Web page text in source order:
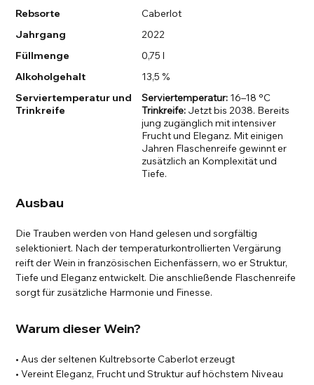
Rebsorte
Caberlot
Jahrgang
2022
Füllmenge
0,75 l
Alkoholgehalt
13,5 %
Serviertemperatur und
Trinkreife
Serviertemperatur:16–18 °C
Trinkreife:Jetzt bis 2038. Bereits
jung zugänglich mit intensiver
Frucht und Eleganz. Mit einigen
Jahren Flaschenreife gewinnt er
zusätzlich an Komplexität und
Tiefe.
Ausbau
Die Trauben werden von Hand gelesen und sorgfältig
selektioniert. Nach der temperaturkontrollierten Vergärung
reift der Wein in französischen Eichenfässern, wo er Struktur,
Tiefe und Eleganz entwickelt. Die anschließende Flaschenreife
sorgt für zusätzliche Harmonie und Finesse.
Warum dieser Wein?
• Aus der seltenen Kultrebsorte Caberlot erzeugt
• Vereint Eleganz, Frucht und Struktur auf höchstem Niveau